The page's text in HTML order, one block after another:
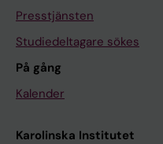
Presstjänsten
Studiedeltagare sökes
På gång
Kalender
Karolinska Institutet